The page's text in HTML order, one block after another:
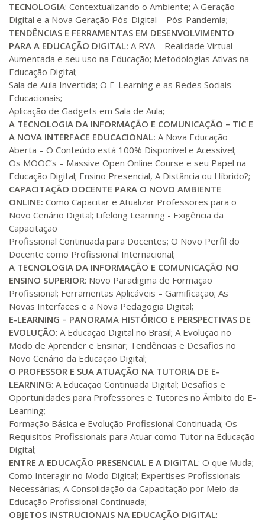
260 H 33 dias 90dias
R$ 1.288,78
Matricular
280 H 35dias
R$ 1.387,93
Matricular
300 H 38dias 120dias
Matricular
320 H 40 dias 120dias
R$ 1.586,20
Matricular
340 H 43 dias 120 dias
R$ 1.685,33
Matricular
360 H 45dias 120dias
Matricular
380 H 48dias 150dias
R$ 1.883,61
Matricular
400 H 50 dias 150 dias
R$ 1.982,74
420 H 53dias 150dias
R$ 2.082,12
440 H
R$ 2.240,16
TECNOLOGIA: Contextualizando o Ambiente; A Geração
Digital e a Nova Geração Pós-Digital – Pós-Pandemia;
TENDÊNCIAS E FERRAMENTAS EM DESENVOLVIMENTO
PARA A EDUCAÇÃO DIGITAL: A RVA – Realidade Virtual
Aumentada e seu uso na Educação; Metodologias Ativas na
Educação Digital;
Sala de Aula Invertida; O E-Learning e as Redes Sociais
Educacionais;
Aplicação de Gadgets em Sala de Aula;
A TECNOLOGIA DA INFORMAÇÃO E COMUNICAÇÃO – TIC E
A NOVA INTERFACE EDUCACIONAL: A Nova Educação
Aberta – O Conteúdo está 100% Disponível e Acessível;
Os MOOC’s – Massive Open Online Course e seu Papel na
Educação Digital; Ensino Presencial, A Distância ou Híbrido?;
CAPACITAÇÃO DOCENTE PARA O NOVO AMBIENTE
ONLINE: Como Capacitar e Atualizar Professores para o
Novo Cenário Digital; Lifelong Learning - Exigência da
Capacitação
Profissional Continuada para Docentes; O Novo Perfil do
Docente como Profissional Internacional;
A TECNOLOGIA DA INFORMAÇÃO E COMUNICAÇÃO NO
ENSINO SUPERIOR: Novo Paradigma de Formação
Profissional; Ferramentas Aplicáveis – Gamificação; As
Novas Interfaces e a Nova Pedagogia Digital;
E-LEARNING – PANORAMA HISTÓRICO E PERSPECTIVAS DE
EVOLUÇÃO: A Educação Digital no Brasil; A Evolução no
Modo de Aprender e Ensinar; Tendências e Desafios no
Novo Cenário da Educação Digital;
O PROFESSOR E SUA ATUAÇÃO NA TUTORIA DE E-
LEARNING: A Educação Continuada Digital; Desafios e
Oportunidades para Professores e Tutores no Âmbito do E-
Learning;
Formação Básica e Evolução Profissional Continuada; Os
Requisitos Profissionais para Atuar como Tutor na Educação
Digital;
ENTRE A EDUCAÇÃO PRESENCIAL E A DIGITAL: O que Muda;
Como Interagir no Modo Digital; Expertises Profissionais
Necessárias; A Consolidação da Capacitação por Meio da
Educação Profissional Continuada;
OBJETOS INSTRUCIONAIS NA EDUCAÇÃO DIGITAL: